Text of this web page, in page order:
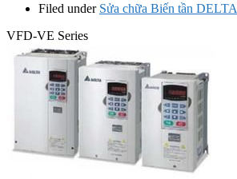
Filed under Sửa chữa Biến tần DELTA
VFD-VE Series